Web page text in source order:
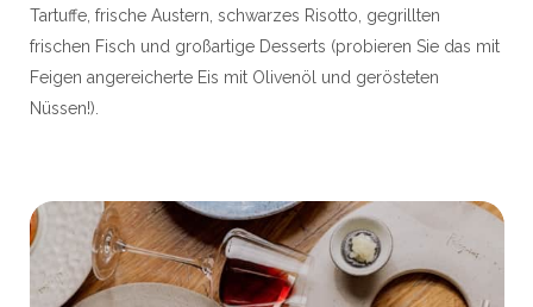
Tartuffe, frische Austern, schwarzes Risotto, gegrillten
frischen Fisch und großartige Desserts (probieren Sie das mit
Feigen angereicherte Eis mit Olivenöl und gerösteten
Nüssen!).